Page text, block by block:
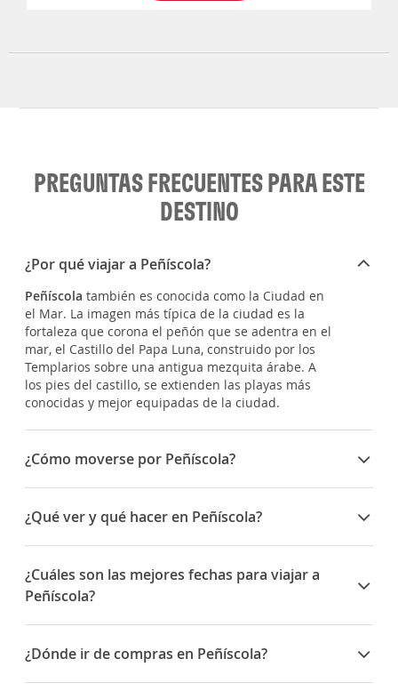
PREGUNTAS FRECUENTES PARA ESTE
DESTINO
¿Por qué viajar a Peñíscola?
Peñíscola también es conocida como la Ciudad en
el Mar. La imagen más típica de la ciudad es la
fortaleza que corona el peñón que se adentra en el
mar, el Castillo del Papa Luna, construido por los
Templarios sobre una antigua mezquita árabe. A
los pies del castillo, se extienden las playas más
conocidas y mejor equipadas de la ciudad.
¿Cómo moverse por Peñíscola?
Peñíscola no es excesivamente grande así que, una
vez estés aquí, lo mejor que puedes hacer para
conocerla es pasear por sus calles y playas.
¿Qué ver y qué hacer en Peñíscola?
A los pies del castillo se extienden los más de tres
kilómetros de playas de arena fina y dorada que
componen la Playa del Norteque cuenta con todo
un equipamiento para el ocio de los bañistas y
esto se le unen las características climáticas ideales
¿Cuáles son las mejores fechas para viajar a
Peñíscola?
La patrona de Peñíscola es la Virgen de Ermitana y,
como es tradición, se celebran fiestas en su honor.
Durante los días que duran las celebraciones, se
organizan todo tipo de actos y espectáculos como
¿Dónde ir de compras en Peñíscola?
Por todo el casco antiguo encontrarás tiendas